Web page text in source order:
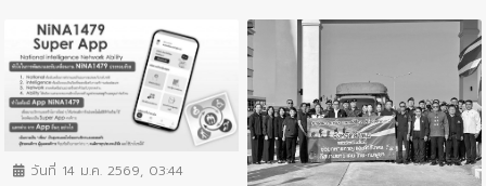
ข่าวประชาสัมพันธ์
วันที่ 14 ม.ค. 2569, 03:44 ข่าวประชาสัมพันธ์